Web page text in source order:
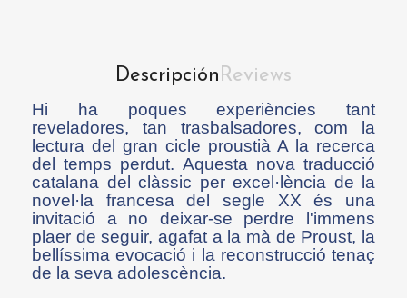
DescripciónReviews
Hi ha poques experiències tant
reveladores, tan trasbalsadores, com la
lectura del gran cicle proustià A la recerca
del temps perdut. Aquesta nova traducció
catalana del clàssic per excel·lència de la
novel·la francesa del segle XX és una
invitació a no deixar-se perdre l'immens
plaer de seguir, agafat a la mà de Proust, la
bellíssima evocació i la reconstrucció tenaç
de la seva adolescència.